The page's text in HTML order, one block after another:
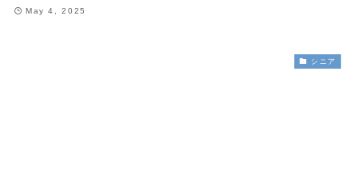
May 4, 2025
シニア